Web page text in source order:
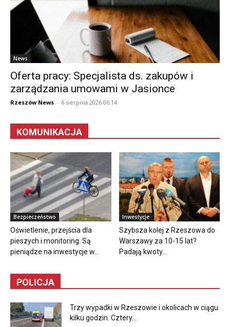
News
Oferta pracy: Specjalista ds. zakupów i
zarządzania umowami w Jasionce
Rzeszów News - 6 sierpnia 2026 06:14
KOMUNIKACJA
Bezpieczeństwo
Oświetlenie, przejścia dla
pieszych i monitoring. Są
pieniądze na inwestycje w...
Inwestycje
Szybsza kolej z Rzeszowa do
Warszawy za 10-15 lat?
Padają kwoty...
POLICJA
Trzy wypadki w Rzeszowie i okolicach w ciągu
kilku godzin. Cztery...